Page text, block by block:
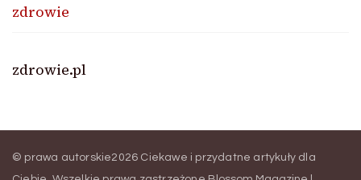
zdrowie
zdrowie.pl
© prawa autorskie2026 Ciekawe i przydatne artykuły dla